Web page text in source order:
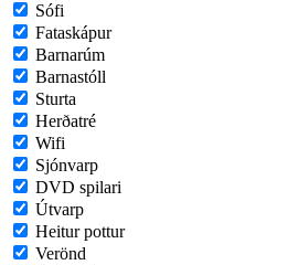
Sófi
Fataskápur
Barnarúm
Barnastóll
Sturta
Herðatré
Wifi
Sjónvarp
DVD spilari
Útvarp
Heitur pottur
Verönd